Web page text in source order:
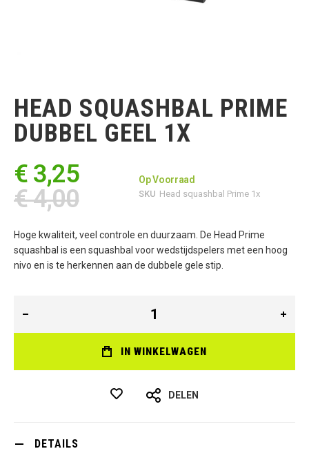
begin
van
de
afbeeldingen-
HEAD SQUASHBAL PRIME
DUBBEL GEEL 1X
€ 3,25
€ 4,00
Op Voorraad
SKU Head squashbal Prime 1x
Hoge kwaliteit, veel controle en duurzaam. De Head Prime
squashbal is een squashbal voor wedstijdspelers met een hoog
nivo en is te herkennen aan de dubbele gele stip.
IN WINKELWAGEN
DELEN
DETAILS